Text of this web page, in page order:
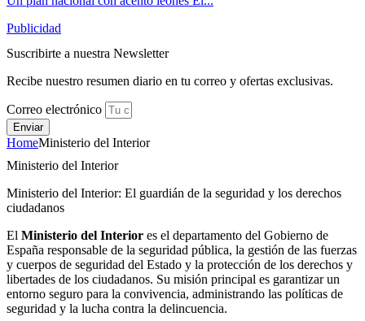
Publicidad
Suscribirte a nuestra Newsletter
Recibe nuestro resumen diario en tu correo y ofertas exclusivas.
Correo electrónico
Enviar
HomeMinisterio del Interior
Ministerio del Interior
Ministerio del Interior: El guardián de la seguridad y los derechos
ciudadanos
El Ministerio del Interior es el departamento del Gobierno de
España responsable de la seguridad pública, la gestión de las fuerzas
y cuerpos de seguridad del Estado y la protección de los derechos y
libertades de los ciudadanos. Su misión principal es garantizar un
entorno seguro para la convivencia, administrando las políticas de
seguridad y la lucha contra la delincuencia.